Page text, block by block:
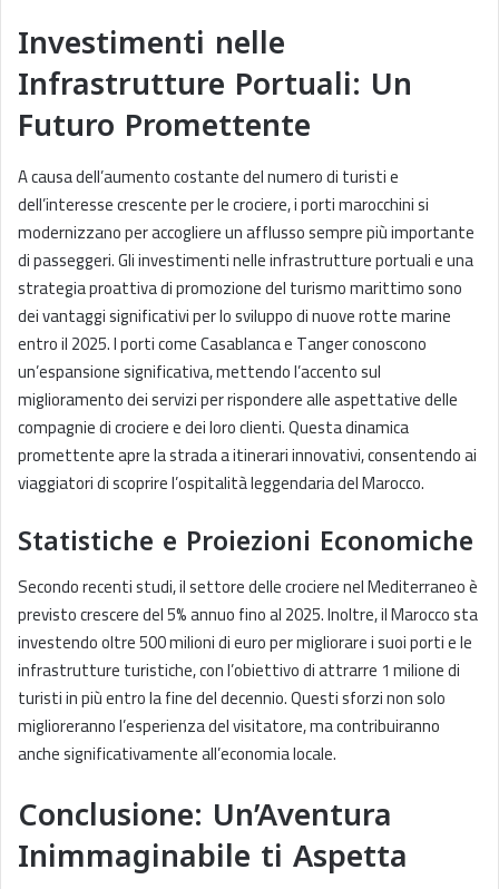
Investimenti nelle
Infrastrutture Portuali: Un
Futuro Promettente
A causa dell’aumento costante del numero di turisti e
dell’interesse crescente per le crociere, i porti marocchini si
modernizzano per accogliere un afflusso sempre più importante
di passeggeri. Gli investimenti nelle infrastrutture portuali e una
strategia proattiva di promozione del turismo marittimo sono
dei vantaggi significativi per lo sviluppo di nuove rotte marine
entro il 2025. I porti come Casablanca e Tanger conoscono
un’espansione significativa, mettendo l’accento sul
miglioramento dei servizi per rispondere alle aspettative delle
compagnie di crociere e dei loro clienti. Questa dinamica
promettente apre la strada a itinerari innovativi, consentendo ai
viaggiatori di scoprire l’ospitalità leggendaria del Marocco.
Statistiche e Proiezioni Economiche
Secondo recenti studi, il settore delle crociere nel Mediterraneo è
previsto crescere del 5% annuo fino al 2025. Inoltre, il Marocco sta
investendo oltre 500 milioni di euro per migliorare i suoi porti e le
infrastrutture turistiche, con l’obiettivo di attrarre 1 milione di
turisti in più entro la fine del decennio. Questi sforzi non solo
miglioreranno l’esperienza del visitatore, ma contribuiranno
anche significativamente all’economia locale.
Conclusione: Un’Aventura
Inimmaginabile ti Aspetta